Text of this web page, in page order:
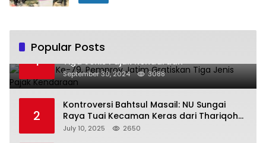
Popular Posts
1
Hari Jadi Ke-79, Pemprov Jatim Gratiskan
Tiga Jenis Pajak Kendaraan
September 30, 2024 3088
2
Kontroversi Bahtsul Masail: NU Sungai
Raya Tuai Kecaman Keras dari Thariqoh
Al Mu’min
July 10, 2025 2650